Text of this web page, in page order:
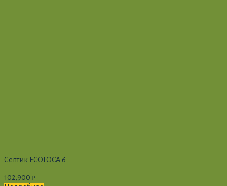
Септик ECOLOCA 6
102,900 ₽